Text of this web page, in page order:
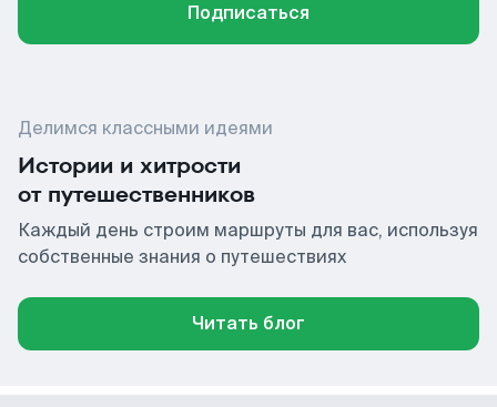
Подписаться
Делимся классными идеями
Истории и хитрости
от путешественников
Каждый день строим маршруты для вас, используя
собственные знания о путешествиях
Читать блог